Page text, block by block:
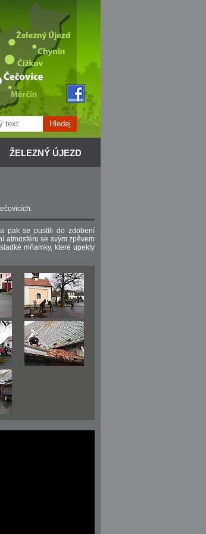
Hledej
ŽELEZNÝ ÚJEZD
pak se pustili do zdobení
atmosféru se svým zpěvem
mňamky, které upekly